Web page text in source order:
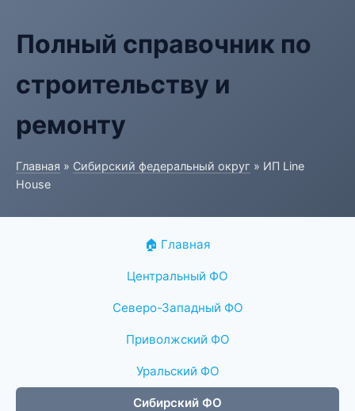
Полный справочник по
строительству и
ремонту
Главная » Сибирский федеральный округ » ИП Line
House
🏠 Главная
Центральный ФО
Северо-Западный ФО
Приволжский ФО
Уральский ФО
Сибирский ФО